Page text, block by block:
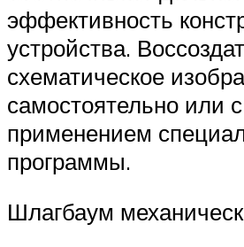
эффективность
устройства.
схематическое
самостоятельно или с
применением
программы.
Шлагбаум